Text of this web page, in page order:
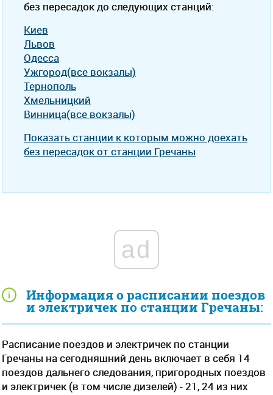
Информация о расписании поездов
и электричек по станции Гречаны:
Расписание поездов и электричек по станции
Гречаны на сегодняшний день включает в себя 14
поездов дальнего следования, пригородных поездов
и электричек (в том числе дизелей) - 21, 24 из них
без пересадок до следующих станций:
Киев
Львов
Одесса
Ужгород(все вокзалы)
Тернополь
Хмельницкий
Винница(все вокзалы)
Показать станции к которым можно доехать
без пересадок от станции Гречаны
ad